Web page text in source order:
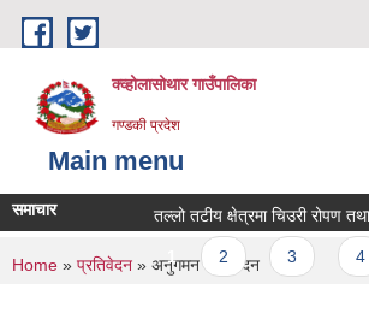
Skip to main content
क्व्होलासोथार गाउँपालिका
गण्डकी प्रदेश
Main menu
समाचार तल्लो तटीय क्षेत्रमा चिउरी रोपण तथा
Pages
2
You are here
Home » प्रतिवेदन » अनुगमन प्रतिवेदन